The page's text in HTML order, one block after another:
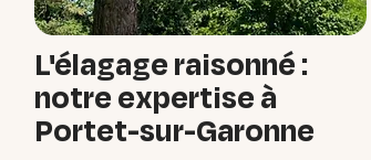
L'élagage raisonné :
notre expertise à
Portet-sur-Garonne